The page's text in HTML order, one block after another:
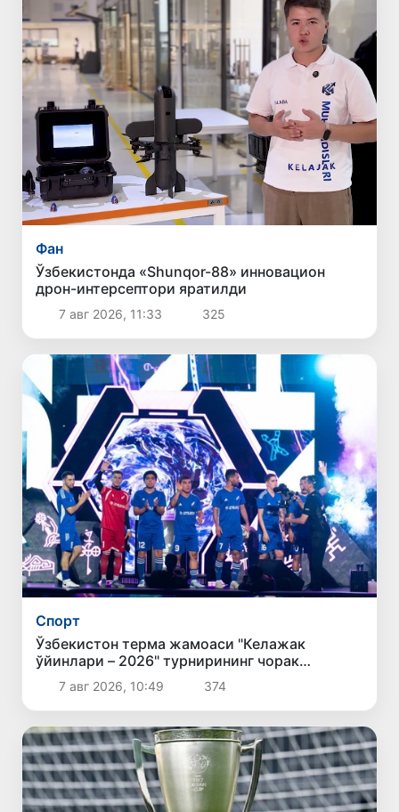
Фан
Ўзбекистонда «Shunqor-88» инновацион
дрон-интерсептори яратилди
7 авг 2026, 11:33 325
Спорт
Ўзбекистон терма жамоаси "Келажак
ўйинлари – 2026" турнирининг чорак
финалига йўл олди
7 авг 2026, 10:49 374